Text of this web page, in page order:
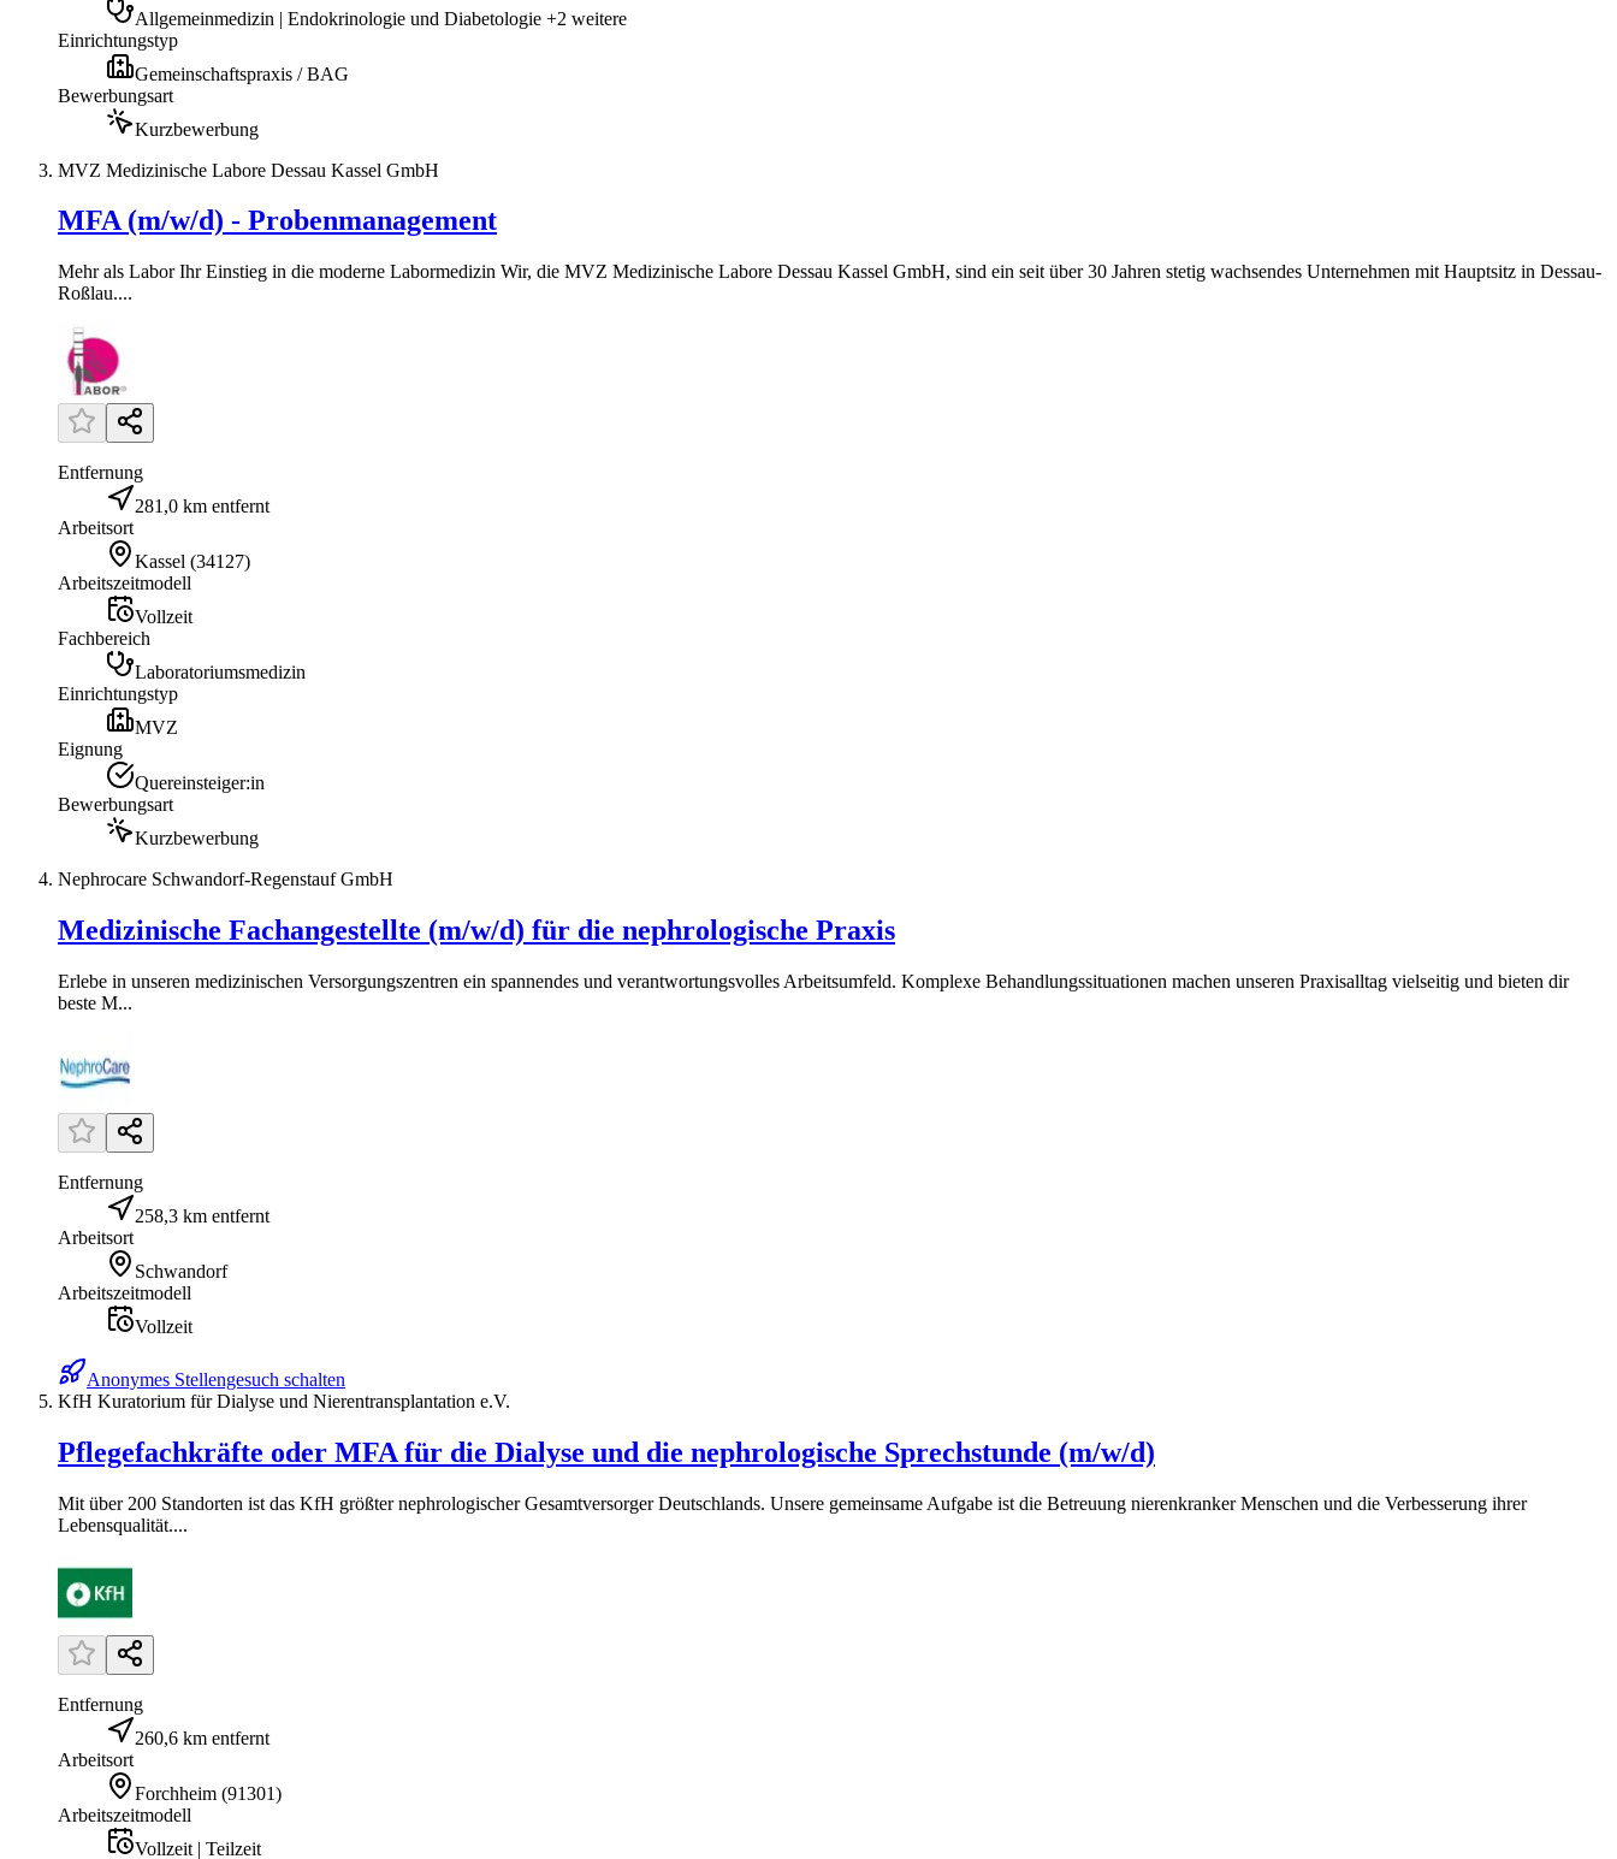
Allgemeinmedizin | Endokrinologie und Diabetologie +2 weitere
Einrichtungstyp
Gemeinschaftspraxis / BAG
Bewerbungsart
Kurzbewerbung
MVZ Medizinische Labore Dessau Kassel GmbH
MFA (m/w/d) - Probenmanagement
Mehr als Labor Ihr Einstieg in die moderne Labormedizin Wir, die MVZ Medizinische Labore Dessau Kassel GmbH, sind ein seit über 30 Jahren stetig wachsendes Unternehmen mit Hauptsitz in Dessau-
Roßlau....
Entfernung
281,0 km entfernt
Arbeitsort
Kassel (34127)
Arbeitszeitmodell
Vollzeit
Fachbereich
Laboratoriumsmedizin
Einrichtungstyp
MVZ
Eignung
Quereinsteiger:in
Bewerbungsart
Kurzbewerbung
Nephrocare Schwandorf-Regenstauf GmbH
Medizinische Fachangestellte (m/w/d) für die nephrologische Praxis
Erlebe in unseren medizinischen Versorgungszentren ein spannendes und verantwortungsvolles Arbeitsumfeld. Komplexe Behandlungssituationen machen unseren Praxisalltag vielseitig und bieten dir
beste M...
Entfernung
258,3 km entfernt
Arbeitsort
Schwandorf
Arbeitszeitmodell
Vollzeit
Anonymes Stellengesuch schalten
KfH Kuratorium für Dialyse und Nierentransplantation e.V.
Pflegefachkräfte oder MFA für die Dialyse und die nephrologische Sprechstunde (m/w/d)
Mit über 200 Standorten ist das KfH größter nephrologischer Gesamtversorger Deutschlands. Unsere gemeinsame Aufgabe ist die Betreuung nierenkranker Menschen und die Verbesserung ihrer
Lebensqualität....
Entfernung
260,6 km entfernt
Arbeitsort
Forchheim (91301)
Arbeitszeitmodell
Vollzeit | Teilzeit